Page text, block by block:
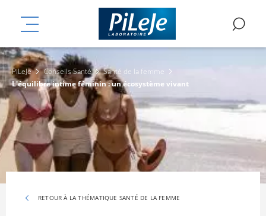
principal
MENU
PiLeJe Conseils Santé
Santé de la femme
L'équilibre intime féminin : un écosystème vivant
RETOUR À LA THÉMATIQUE SANTÉ DE LA FEMME